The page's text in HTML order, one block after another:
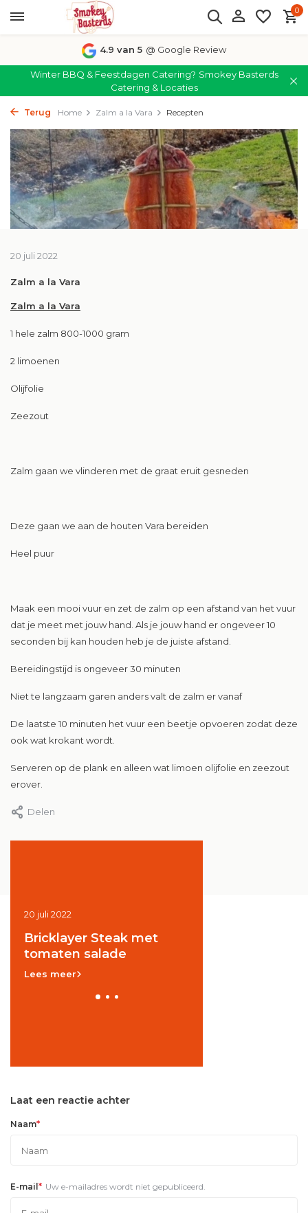
0
4.9 van 5 @ Google Review
Winter BBQ & Feestdagen Catering? Smokey Basterds
Catering & Locaties
Terug Home Zalm a la Vara Recepten
20 juli 2022
Zalm a la Vara
Zalm a la Vara
1 hele zalm 800-1000 gram
2 limoenen
Olijfolie
Zeezout
Zalm gaan we vlinderen met de graat eruit gesneden
Deze gaan we aan de houten Vara bereiden
Heel puur
Maak een mooi vuur en zet de zalm op een afstand van het vuur
dat je meet met jouw hand. Als je jouw hand er ongeveer 10
seconden bij kan houden heb je de juiste afstand.
Bereidingstijd is ongeveer 30 minuten
Niet te langzaam garen anders valt de zalm er vanaf
De laatste 10 minuten het vuur een beetje opvoeren zodat deze
ook wat krokant wordt.
Serveren op de plank en alleen wat limoen olijfolie en zeezout
erover.
Delen
20 juli 2022
Bricklayer Steak met
tomaten salade
Lees meer
Laat een reactie achter
Naam*
E-mail * Uw e-mailadres wordt niet gepubliceerd.